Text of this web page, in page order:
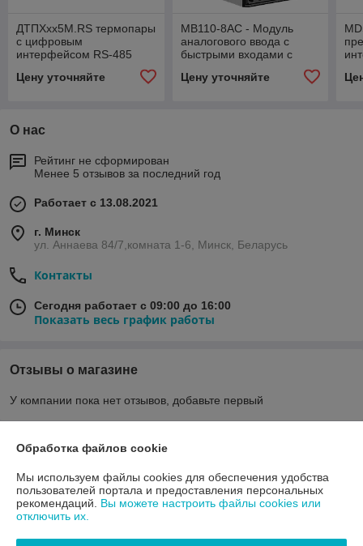
ДТПXхх5М.RS термопары
с цифровым
интерфейсом RS-485
Цену уточняйте
МВ110-8АС - Модуль
аналогового ввода с
быстрыми входами с
Цену уточняйте
О нас
Рейтинг не сформирован
Менее 5 отзывов за последний год
Работает с 13.08.2021
г. Минск
ул. Аннаева 84/7,комната 1-6, Минск, Беларусь
Контакты
Сегодня работает с 09:00 до 16:00
Показать весь график работы
Отзывы о магазине
У компании пока нет отзывов, добавьте первый
О нас
Контакты
Доставка и оплата
Обработка файлов cookie
Мы используем файлы cookies для обеспечения удобства
пользователей портала и предоставления персональных
рекомендаций. Вы можете настроить файлы cookies или
отключить их.